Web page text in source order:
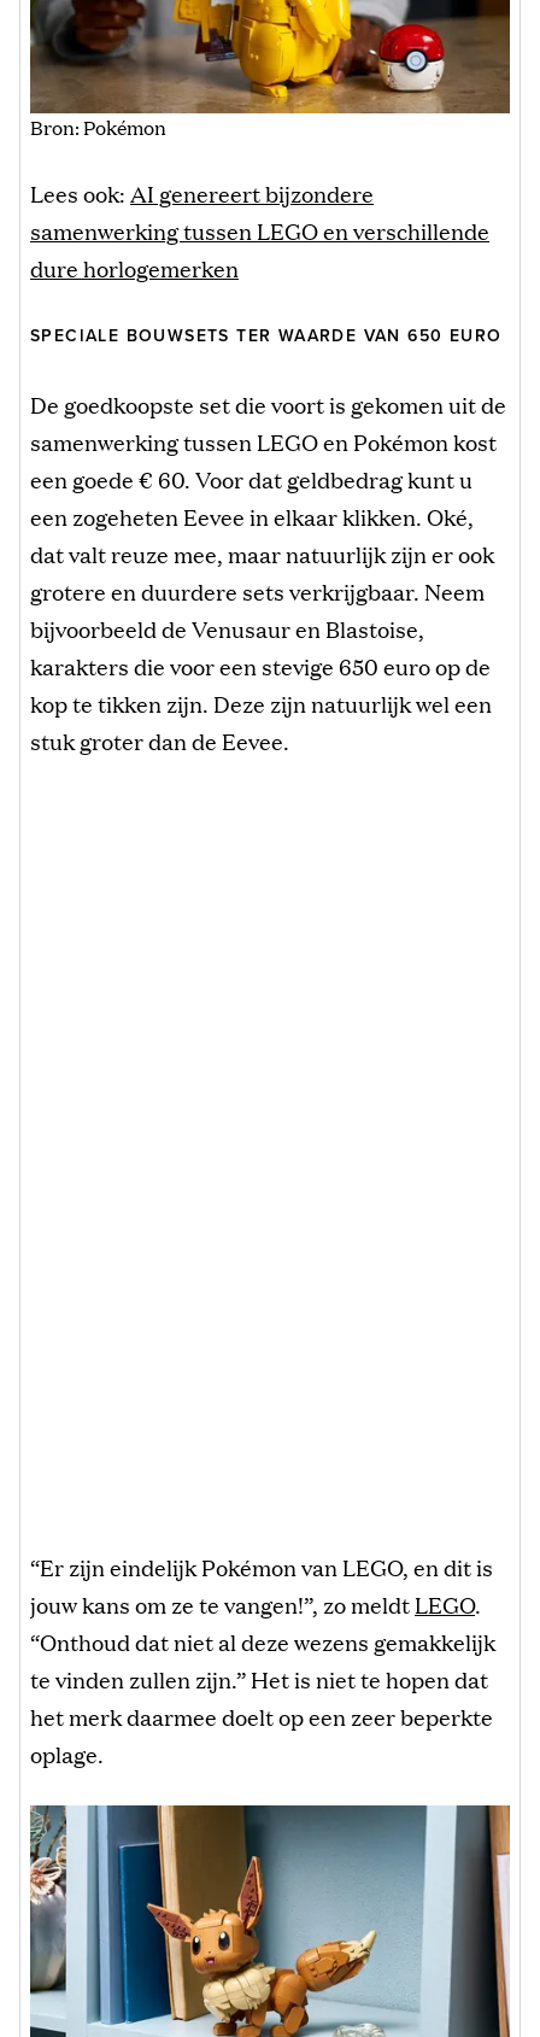
Bron: Pokémon
Lees ook: AI genereert bijzondere
samenwerking tussen LEGO en verschillende
dure horlogemerken
SPECIALE BOUWSETS TER WAARDE VAN 650 EURO
De goedkoopste set die voort is gekomen uit de
samenwerking tussen LEGO en Pokémon kost
een goede € 60. Voor dat geldbedrag kunt u
een zogeheten Eevee in elkaar klikken. Oké,
dat valt reuze mee, maar natuurlijk zijn er ook
grotere en duurdere sets verkrijgbaar. Neem
bijvoorbeeld de Venusaur en Blastoise,
karakters die voor een stevige 650 euro op de
kop te tikken zijn. Deze zijn natuurlijk wel een
stuk groter dan de Eevee.
“Er zijn eindelijk Pokémon van LEGO, en dit is
jouw kans om ze te vangen!”, zo meldtLEGO.
“Onthoud dat niet al deze wezens gemakkelijk
te vinden zullen zijn.” Het is niet te hopen dat
het merk daarmee doelt op een zeer beperkte
oplage.